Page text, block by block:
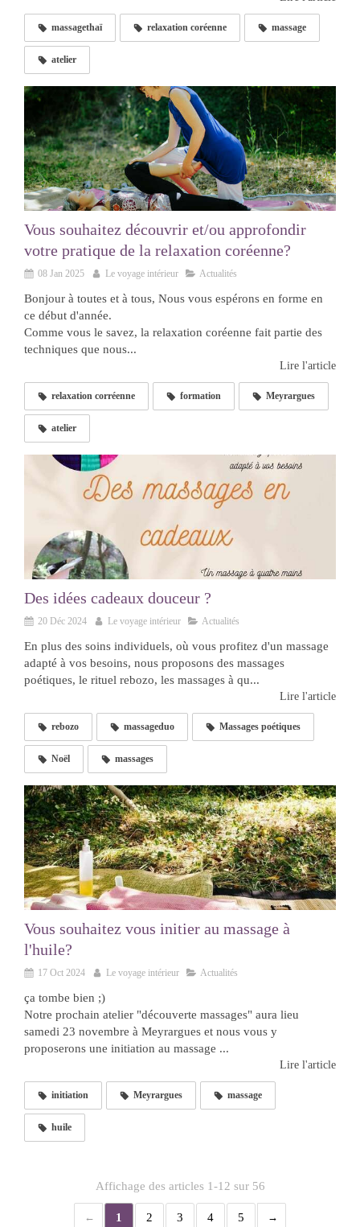
massagethaï relaxation coréenne massage
atelier
Vous souhaitez découvrir et/ou approfondir
votre pratique de la relaxation coréenne?
08 Jan 2025 Le voyage intérieur Actualités
Bonjour à toutes et à tous, Nous vous espérons en forme en
ce début d'année.
Comme vous le savez, la relaxation coréenne fait partie des
techniques que nous...
Lire l'article
relaxation corréenne formation Meyrargues
atelier
Des idées cadeaux douceur ?
20 Déc 2024 Le voyage intérieur Actualités
En plus des soins individuels, où vous profitez d'un massage
adapté à vos besoins, nous proposons des massages
poétiques, le rituel rebozo, les massages à qu...
Lire l'article
rebozo massageduo Massages poétiques
Noël massages
Vous souhaitez vous initier au massage à
l'huile?
17 Oct 2024 Le voyage intérieur Actualités
ça tombe bien ;)
Notre prochain atelier "découverte massages" aura lieu
samedi 23 novembre à Meyrargues et nous vous y
proposerons une initiation au massage ...
Lire l'article
initiation Meyrargues massage
huile
Affichage des articles 1-12 sur 56
1 2 3 4 5